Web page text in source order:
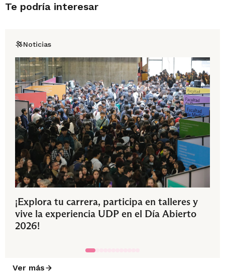
Te podría interesar
Noticias
¡Explora tu carrera, participa en talleres y
vive la experiencia UDP en el Día Abierto
2026!
Ver más